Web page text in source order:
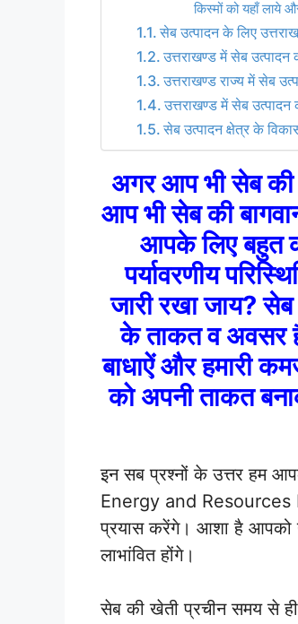
किस्मों को यहाँ लाये
सेब उत्पादन के लिए
उत्तराखण्ड में सेब उत्पादन
उत्तराखण्ड राज्य में सेब
उत्तराखण्ड में सेब
सेब उत्पादन क्षेत्र के
अगर आप भी सेब
आप भी सेबकी
आपके लिए बहुत
पर्यावरणीय
जारी रखा जाय?
के ताकत व अवसर
बाधाऐं और हमारी
को अपनी ताकत
इन सब प्रश्नों के उत्तर हम
Energy and
प्रयास करेंगे। आशा है
लाभांवित होंगे।
सेब की खेती प्रचीन समय से ही